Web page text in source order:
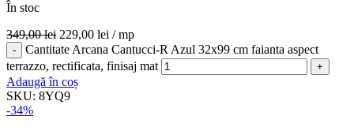
În stoc
349,00lei 229,00 lei / mp
Cantitate Arcana Cantucci-R Azul 32x99 cm faianta aspect
terrazzo, rectificata, finisaj mat
Adaugă în coș
SKU: 8YQ9
-34%